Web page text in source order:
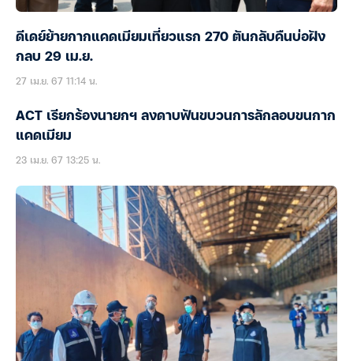
ดีเดย์ย้ายกากแคดเมียมเที่ยวแรก 270 ตันกลับคืนบ่อฝัง
กลบ 29 เม.ย.
27 เม.ย. 67 11:14 น.
ACT เรียกร้องนายกฯ ลงดาบฟันขบวนการลักลอบขนกาก
แคดเมียม
23 เม.ย. 67 13:25 น.